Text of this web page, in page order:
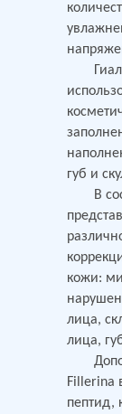
губ и
В
кожи:
лица,
лица,
Fillerina
пептид,